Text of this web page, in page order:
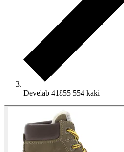
Develab 41855 554 kaki